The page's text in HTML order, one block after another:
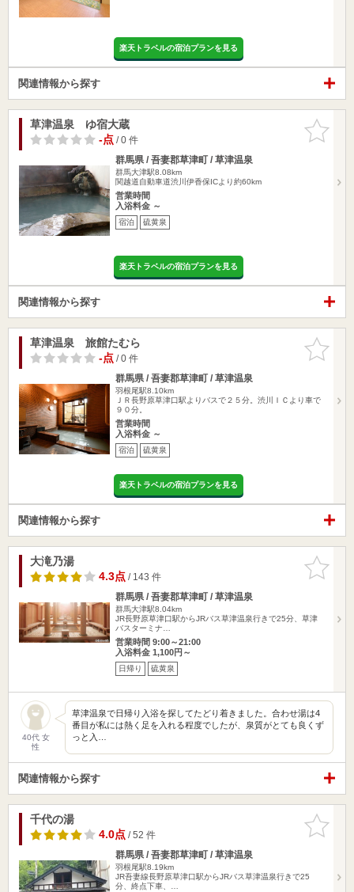
楽天トラベルの宿泊プランを見る
関連情報から探す
お気に入
りに追加
草津温泉 ゆ宿大蔵
-点/ 0 件
群馬県 / 吾妻郡草津町 / 草津温泉
群馬大津駅8.08km
関越道自動車道渋川伊香保ICより約60km
営業時間
入浴料金 ～
宿泊 硫黄泉
楽天トラベルの宿泊プランを見る
関連情報から探す
お気に入
りに追加
草津温泉 旅館たむら
-点/ 0 件
群馬県 / 吾妻郡草津町 / 草津温泉
羽根尾駅8.10km
ＪＲ長野原草津口駅よりバスで２５分。渋川ＩＣより車で
９０分。
営業時間
入浴料金 ～
宿泊 硫黄泉
楽天トラベルの宿泊プランを見る
関連情報から探す
お気に入
りに追加
大滝乃湯
4.3点/ 143 件
群馬県 / 吾妻郡草津町 / 草津温泉
群馬大津駅8.04km
JR長野原草津口駅からJRバス草津温泉行きで25分、草津
バスターミナ…
営業時間 9:00～21:00
入浴料金 1,100円～
日帰り 硫黄泉
40代 女
性
草津温泉で日帰り入浴を探してたどり着きました。合わせ湯は4
番目が私には熱く足を入れる程度でしたが、泉質がとても良くず
っと入…
関連情報から探す
お気に入
りに追加
千代の湯
4.0点/ 52 件
群馬県 / 吾妻郡草津町 / 草津温泉
羽根尾駅8.19km
JR吾妻線長野原草津口駅からJRバス草津温泉行きで25
分、終点下車、…